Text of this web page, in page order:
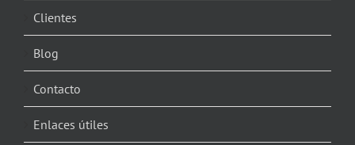
Clientes
Blog
Contacto
Enlaces útiles